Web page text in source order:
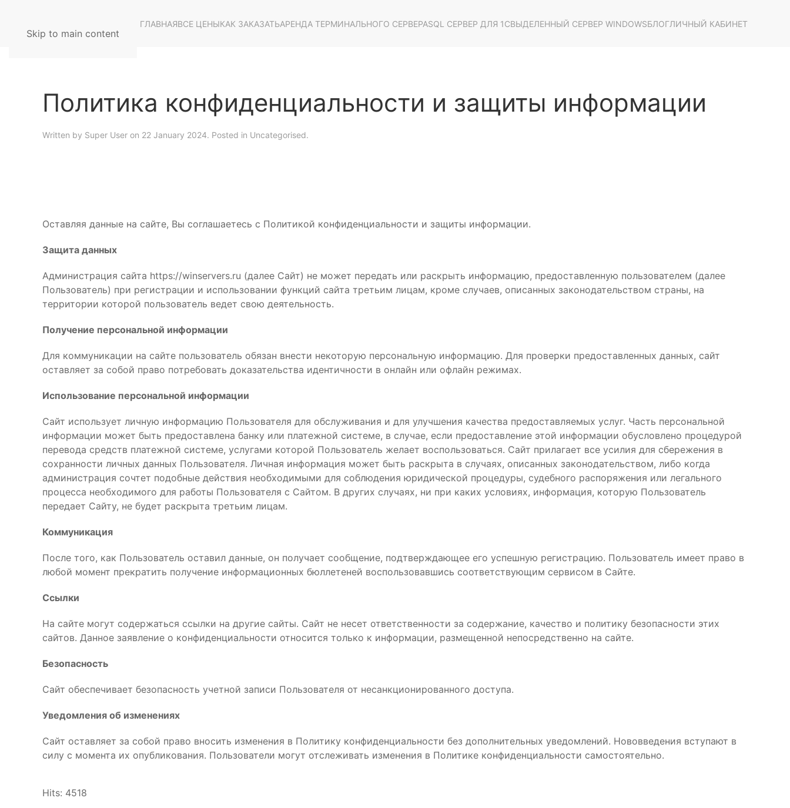
Skip to main content
ГЛАВНАЯВСЕ ЦЕНЫКАК ЗАКАЗАТЬАРЕНДА ТЕРМИНАЛЬНОГО СЕРВЕРАSQL СЕРВЕР ДЛЯ 1СВЫДЕЛЕННЫЙ СЕРВЕР WINDOWSБЛОГЛИЧНЫЙ КАБИНЕТ
Политика конфиденциальности и защиты информации
Written by Super User on 22 January 2024. Posted in Uncategorised.
Оставляя данные на сайте, Вы соглашаетесь с Политикой конфиденциальности и защиты информации.
Защита данных
Администрация сайта https://winservers.ru (далее Сайт) не может передать или раскрыть информацию, предоставленную пользователем (далее
Пользователь) при регистрации и использовании функций сайта третьим лицам, кроме случаев, описанных законодательством страны, на
территории которой пользователь ведет свою деятельность.
Получение персональной информации
Для коммуникации на сайте пользователь обязан внести некоторую персональную информацию. Для проверки предоставленных данных, сайт
оставляет за собой право потребовать доказательства идентичности в онлайн или офлайн режимах.
Использование персональной информации
Сайт использует личную информацию Пользователя для обслуживания и для улучшения качества предоставляемых услуг. Часть персональной
информации может быть предоставлена банку или платежной системе, в случае, если предоставление этой информации обусловлено процедурой
перевода средств платежной системе, услугами которой Пользователь желает воспользоваться. Сайт прилагает все усилия для сбережения в
сохранности личных данных Пользователя. Личная информация может быть раскрыта в случаях, описанных законодательством, либо когда
администрация сочтет подобные действия необходимыми для соблюдения юридической процедуры, судебного распоряжения или легального
процесса необходимого для работы Пользователя с Сайтом. В других случаях, ни при каких условиях, информация, которую Пользователь
передает Сайту, не будет раскрыта третьим лицам.
Коммуникация
После того, как Пользователь оставил данные, он получает сообщение, подтверждающее его успешную регистрацию. Пользователь имеет право в
любой момент прекратить получение информационных бюллетеней воспользовавшись соответствующим сервисом в Сайте.
Ссылки
На сайте могут содержаться ссылки на другие сайты. Сайт не несет ответственности за содержание, качество и политику безопасности этих
сайтов. Данное заявление о конфиденциальности относится только к информации, размещенной непосредственно на сайте.
Безопасность
Сайт обеспечивает безопасность учетной записи Пользователя от несанкционированного доступа.
Уведомления об изменениях
Сайт оставляет за собой право вносить изменения в Политику конфиденциальности без дополнительных уведомлений. Нововведения вступают в
силу с момента их опубликования. Пользователи могут отслеживать изменения в Политике конфиденциальности самостоятельно.
Hits: 4518